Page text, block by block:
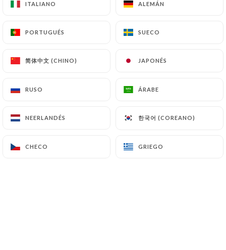
ITALIANO ALEMÁN
PORTUGUÉS SUECO
简体中文 (CHINO) JAPONÉS
RUSO ÁRABE
NEERLANDÉS 한국어 (COREANO)
CHECO GRIEGO
ITALIANO ALEMÁN
PORTUGUÉS SUECO
简体中文 (CHINO) JAPONÉS
RUSO ÁRABE
NEERLANDÉS 한국어 (COREANO)
CHECO GRIEGO